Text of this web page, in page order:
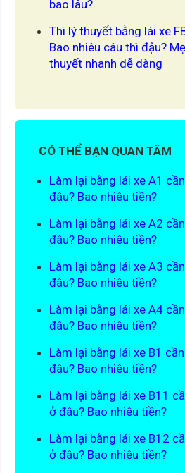
bao lâu?
Thi lý thuyết bằng lái xe
Bao nhiêu câu thì đậu?
thuyết nhanh dễ dàng
CÓ THỂ BẠN QUAN TÂM
Làm lại bằng lái xe A1
đâu? Bao nhiêu tiền?
Làm lại bằng lái xe A2
đâu? Bao nhiêu tiền?
Làm lại bằng lái xe A3
đâu? Bao nhiêu tiền?
Làm lại bằng lái xe A4
đâu? Bao nhiêu tiền?
Làm lại bằng lái xe B1
đâu? Bao nhiêu tiền?
Làm lại bằng lái xe B11
ở đâu? Bao nhiêu tiền?
Làm lại bằng lái xe B12
ở đâu? Bao nhiêu tiền?